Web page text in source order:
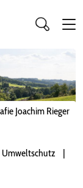
Joachim Rieger
Umweltschutz